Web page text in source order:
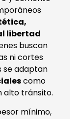
libertad
buscan
ni cortes
se adaptan
como
alto tránsito.
mínimo,